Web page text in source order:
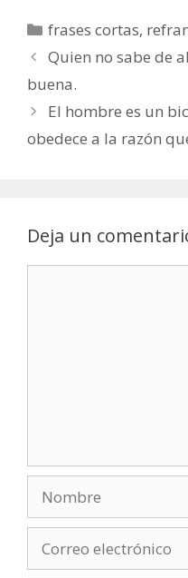
Categorías
frases cortas,
Quien no sabe de
buena.
El hombre es un
obedece a la razón
Deja un
electrónico